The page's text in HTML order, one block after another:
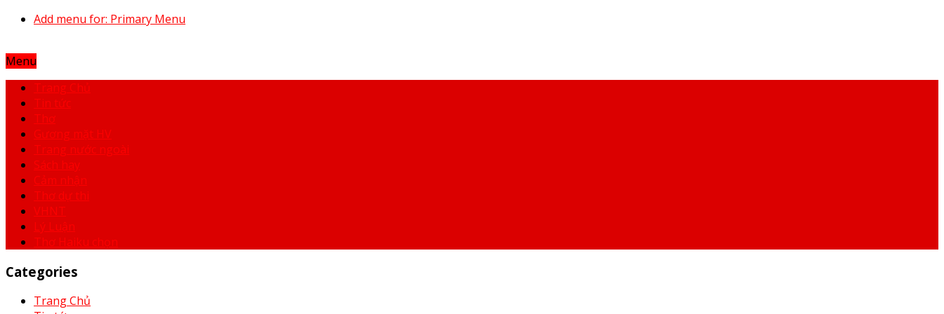
Add menu for: Primary Menu
Menu
Trang Chủ
Tin tức
Thơ
Gương mặt HV
Trang nước ngoài
Sách hay
Cảm nhận
Thơ dự thi
VHNT
Lý Luận
Thơ Haiku chọn
Categories
Trang Chủ